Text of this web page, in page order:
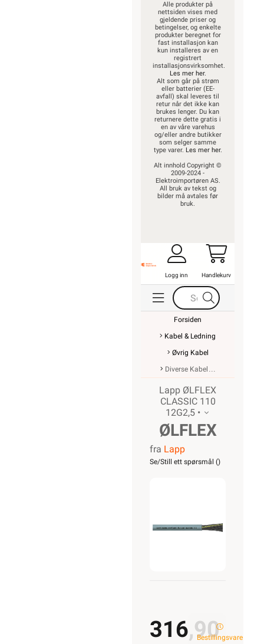
Alle produkter på
nettsiden vises med
gjeldende priser og
betingelser, og enkelte
produkter beregnet for
fast installasjon kan
kun installeres av en
registrert
installasjonsvirksomhet.
Les mer her.
Alt som går på strøm
eller batterier (EE-
avfall) skal leveres til
retur når det ikke kan
brukes lenger. Du kan
returnere dette gratis i
en av våre varehus
og/eller andre butikker
som selger samme
type varer. Les mer her.
Alt innhold Copyright ©
2009-2024 -
Elektroimportøren AS.
All bruk av tekst og
bilder må avtales før
bruk.
Logg inn Handlekurv
Forsiden
Kabel & Ledning
Øvrig Kabel
Diverse Kabel
Lapp ØLFLEX
CLASSIC 110
12G2,5 •
ØLFLEX
CLASSIC
fra Lapp
Se/Still ett spørsmål ()
316,90Bestillingsvare